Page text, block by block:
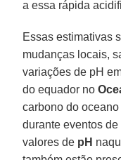
a essa rápida
Essas estimativas
mudanças locais,
variações de pH
do equador no
carbono do
durante eventos
valores de pH